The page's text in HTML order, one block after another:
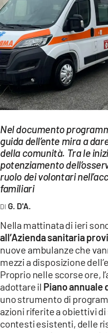
ECONOMIA E LAVORO
EVENTI
SPORT
Streaming
LAC TV
LAC ONAIR
LaC
Network
LACPLAY.IT
LACONAIR.IT
LACITYMAG.IT
ILREGGINO.IT
COSENZACHANNEL.IT
ILVIBONESE.IT
Nel documento
guida dell’ente mira a
della comunità. Tra le
potenziamento
ruolo dei volontari
familiari
G. D'A.
Nella mattinata di ieri
all’Azienda sanitaria
nuove ambulanze che
mezzi a disposizione
Proprio nelle scorse ore,
adottare il Piano annuale
uno strumento di
azioni riferite a obiettivi
contesti esistenti, delle